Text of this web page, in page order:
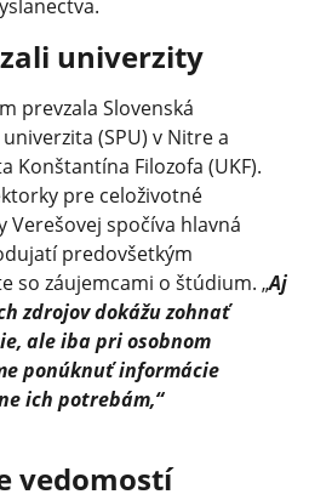
univerzity
prevzala Slovenská
(SPU) v Nitre a
Konštantína Filozofa (UKF).
pre celoživotné
Verešovej spočíva hlavná
predovšetkým
so záujemcami o štúdium. „Aj
zdrojov dokážu zohnať
ale iba pri osobnom
ponúknuť informácie
ich potrebám,“
vedomostí